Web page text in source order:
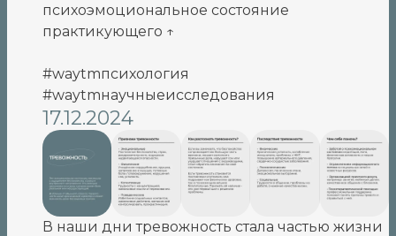
психоэмоциональное состояние
практикующего ↑
#waytmпсихология
#waytmнаучныеисследования
17.12.2024
В наши дни тревожность стала частью жизни